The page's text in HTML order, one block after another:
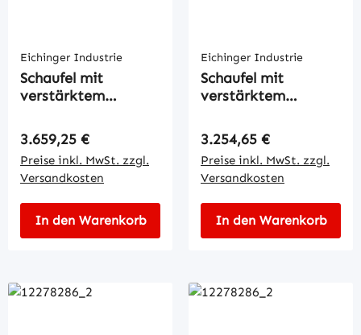
Eichinger Industrie
Schaufel mit
verstärktem
Regulärer Preis:
3.659,25 €
Preise inkl. MwSt. zzgl.
Versandkosten
In den Warenkorb
Eichinger Industrie
Schaufel mit
verstärktem
Regulärer Preis:
3.254,65 €
Preise inkl. MwSt. zzgl.
Versandkosten
In den Warenkorb